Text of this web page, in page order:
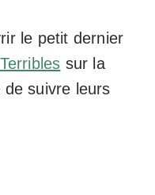
le petit dernier
sur la
de suivre leurs